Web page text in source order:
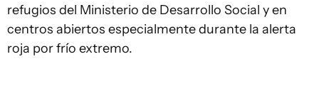
refugios del Ministerio de Desarrollo Social y en
centros abiertos especialmente durante la alerta
roja por frío extremo.